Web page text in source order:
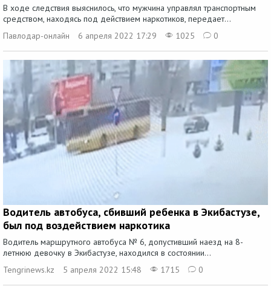
В ходе следствия выяснилось, что мужчина управлял транспортным
средством, находясь под действием наркотиков, передает...
Павлодар-онлайн
6 апреля 2022 17:29 1025 0
Водитель автобуса, сбивший ребенка в Экибастузе,
был под воздействием наркотика
Водитель маршрутного автобуса № 6, допустивший наезд на 8-
летнюю девочку в Экибастузе, находился в состоянии...
Tengrinews.kz
5 апреля 2022 15:48 1715 0